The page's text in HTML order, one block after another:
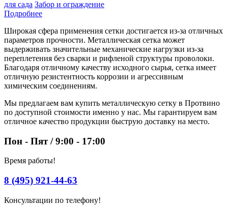
для сада Забор и ограждение
Подробнее
Широкая сфера применения сетки достигается из-за отличных
параметров прочности. Металлическая сетка может
выдерживать значительные механические нагрузки из-за
переплетения без сварки и рифленой структуры проволоки.
Благодаря отличному качеству исходного сырья, сетка имеет
отличную резистентность коррозии и агрессивным
химическим соединениям.
Мы предлагаем вам купить металлическую сетку в Протвино
по доступной стоимости именно у нас. Мы гарантируем вам
отличное качество продукции быструю доставку на место.
Пон - Пят / 9:00 - 17:00
Время работы!
8 (495) 921-44-63
Консультации по телефону!